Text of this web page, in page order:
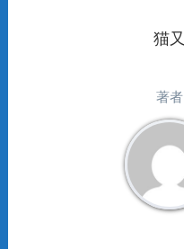
猫又
著者